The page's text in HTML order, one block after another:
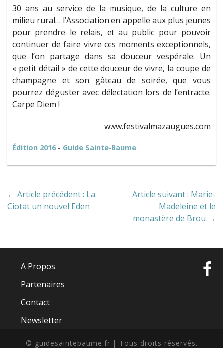
30 ans au service de la musique, de la culture en
milieu rural… l’Association en appelle aux plus jeunes
pour prendre le relais, et au public pour pouvoir
continuer de faire vivre ces moments exceptionnels,
que l’on partage dans sa douceur vespérale. Un
« petit détail » de cette douceur de vivre, la coupe de
champagne et son gâteau de soirée, que vous
pourrez déguster avec délectation lors de l’entracte.
Carpe Diem !
www.festivalmazaugues.com
Édition 2016 - Guide Sainte-Baume
← Article précédent : La
Ciotat un nouvel Eden
Article suivant : Marie-
Madeleine et le
monastère de Brou →
A Propos
Partenaires
Contact
Newsletter
© guidesaintebaume.fr | Tous droits réservés.